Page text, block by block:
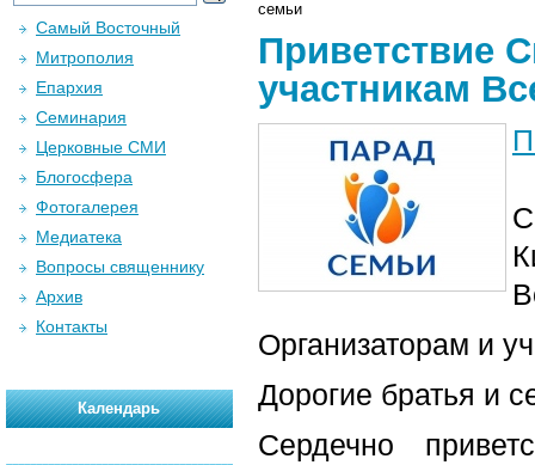
семьи
Приветствие
участникам
Организаторам и
Дорогие братья и
Сердечно
Самый Восточный
Митрополия
Епархия
Семинария
Церковные СМИ
Блогосфера
Фотогалерея
Медиатека
Вопросы священнику
Архив
Контакты
Календарь